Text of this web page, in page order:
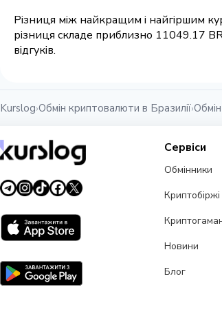
Різниця між найкращим і найгіршим
різниця складе приблизно 11049.17
відгуків.
Kurslog›Обмін криптовалюти в Бразилії›
Сервіси
Обмінники
Криптобіржі
Новини
Блог